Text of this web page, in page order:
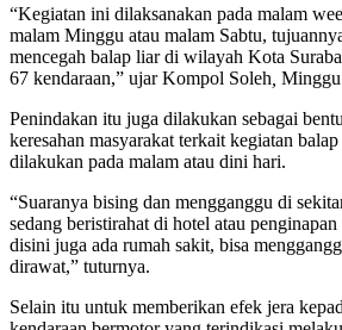
“Kegiatan ini dilaksanakan pada malam
malam Minggu atau malam Sabtu,
mencegah balap liar di wilayah Kota
67 kendaraan,” ujar Kompol Soleh
Penindakan itu juga dilakukan sebagai
keresahan masyarakat terkait kegiatan
dilakukan pada malam atau dini hari.
“Suaranya bising dan mengganggu di
sedang beristirahat di hotel atau
disini juga ada rumah sakit, bisa
dirawat,” tuturnya.
Selain itu untuk memberikan efek jera